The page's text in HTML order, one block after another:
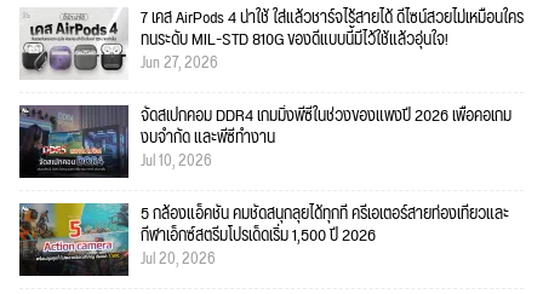
7 เคส AirPods 4 น่าใช้ ใส่แล้วชาร์จไร้สายได้ ดีไซน์สวยไม่เหมือนใคร
ทนระดับ MIL-STD 810G ของดีแบบนี้มีไว้ใช้แล้วอุ่นใจ!
Jun 27, 2026
จัดสเปกคอม DDR4 เกมมิ่งพีซีในช่วงของแพงปี 2026 เพื่อคอเกม
งบจำกัด และพีซีทำงาน
Jul 10, 2026
5 กล้องแอ็คชั่น คมชัดสนุกลุยได้ทุกที่ ครีเอเตอร์สายท่องเที่ยวและ
กีฬาเอ็กซ์สตรีมโปรเด็ดเริ่ม 1,500 ปี 2026
Jul 20, 2026